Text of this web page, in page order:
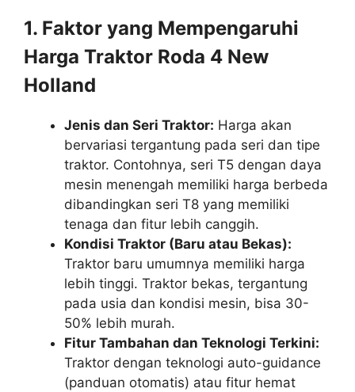
1. Faktor yang Mempengaruhi
Harga Traktor Roda 4 New
Holland
Jenis dan Seri Traktor: Harga akan
bervariasi tergantung pada seri dan tipe
traktor. Contohnya, seri T5 dengan daya
mesin menengah memiliki harga berbeda
dibandingkan seri T8 yang memiliki
tenaga dan fitur lebih canggih.
Kondisi Traktor (Baru atau Bekas):
Traktor baru umumnya memiliki harga
lebih tinggi. Traktor bekas, tergantung
pada usia dan kondisi mesin, bisa 30-
50% lebih murah.
Fitur Tambahan dan Teknologi Terkini:
Traktor dengan teknologi auto-guidance
(panduan otomatis) atau fitur hemat